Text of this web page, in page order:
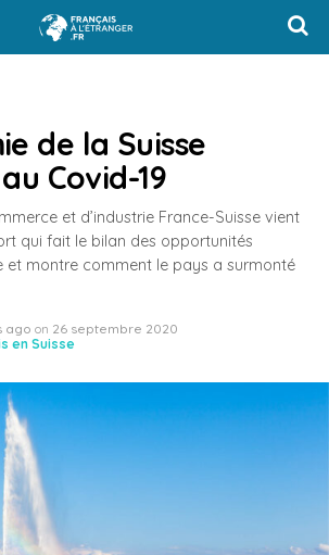
de la Suisse
Covid-19
et d’industrie France-Suisse vient
qui fait le bilan des opportunités
et montre comment le pays a surmonté
ago on 26 septembre 2020
en Suisse